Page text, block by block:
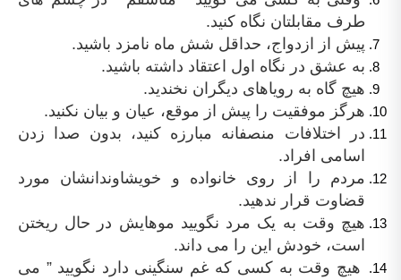
طرف مقابلتان نگاه کنید.
پیش از ازدواج، حداقل شش ماه نامزد باشید.
به عشق در نگاه اول اعتقاد داشته باشید.
هیچ گاه به رویاهای دیگران نخندید.
هرگز موفقیت را پیش از موقع، عیان و بیان نکنید.
در اختلافات منصفانه مبارزه کنید، بدون صدا زدن
اسامی افراد.
مردم را از روی خانواده و خویشاوندانشان مورد
قضاوت قرار ندهید.
هیچ وقت به یک مرد نگویید موهایش در حال ریختن
است، خودش این را می داند.
هیچ وقت به کسی که غم سنگینی دارد نگویید ” می